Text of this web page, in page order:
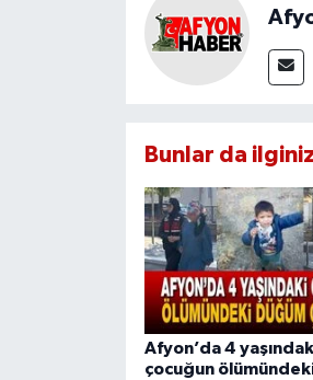
Bunlar da
Afyon’da 4
çocuğun